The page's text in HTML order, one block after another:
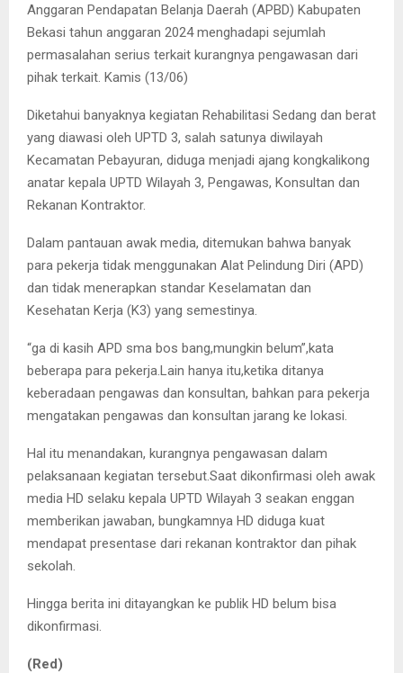
Anggaran Pendapatan Belanja Daerah (APBD) Kabupaten
Bekasi tahun anggaran 2024 menghadapi sejumlah
permasalahan serius terkait kurangnya pengawasan dari
pihak terkait. Kamis (13/06)
Diketahui banyaknya kegiatan Rehabilitasi Sedang dan berat
yang diawasi oleh UPTD 3, salah satunya diwilayah
Kecamatan Pebayuran, diduga menjadi ajang kongkalikong
anatar kepala UPTD Wilayah 3, Pengawas, Konsultan dan
Rekanan Kontraktor.
Dalam pantauan awak media, ditemukan bahwa banyak
para pekerja tidak menggunakan Alat Pelindung Diri (APD)
dan tidak menerapkan standar Keselamatan dan
Kesehatan Kerja (K3) yang semestinya.
“ga di kasih APD sma bos bang,mungkin belum”,kata
beberapa para pekerja.Lain hanya itu,ketika ditanya
keberadaan pengawas dan konsultan, bahkan para pekerja
mengatakan pengawas dan konsultan jarang ke lokasi.
Hal itu menandakan, kurangnya pengawasan dalam
pelaksanaan kegiatan tersebut.Saat dikonfirmasi oleh awak
media HD selaku kepala UPTD Wilayah 3 seakan enggan
memberikan jawaban, bungkamnya HD diduga kuat
mendapat presentase dari rekanan kontraktor dan pihak
sekolah.
Hingga berita ini ditayangkan ke publik HD belum bisa
dikonfirmasi.
(Red)